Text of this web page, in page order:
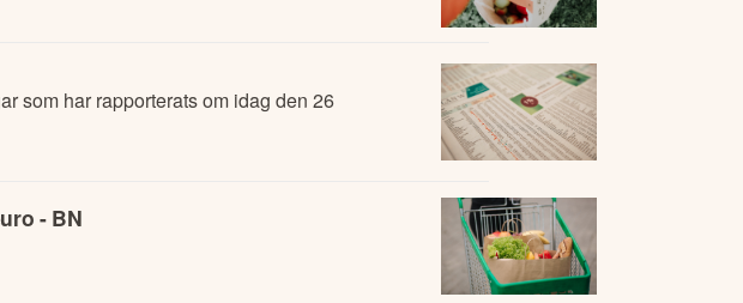
som har rapporterats om idag den 26
- BN